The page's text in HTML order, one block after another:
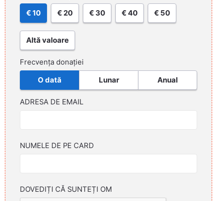
€ 10 € 20 € 30 € 40 € 50
Altă valoare
Frecvența donației
O dată Lunar Anual
ADRESA DE EMAIL
NUMELE DE PE CARD
DOVEDIȚI CĂ SUNTEȚI OM